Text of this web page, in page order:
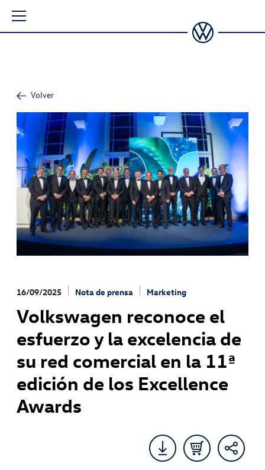
Volver
16/09/2025 Nota de prensa Marketing
Volkswagen reconoce el
esfuerzo y la excelencia de
su red comercial en la 11ª
edición de los Excellence
Awards